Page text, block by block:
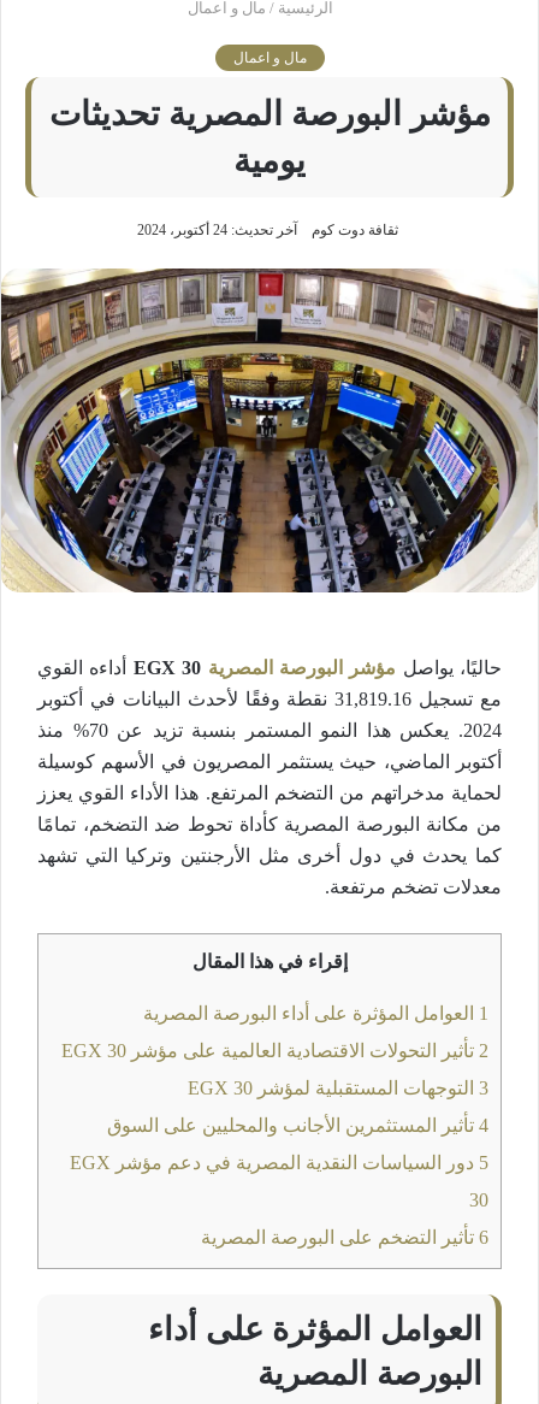
الرئيسية / مال و اعمال
مال و اعمال
مؤشر البورصة المصرية تحديثات
يومية
ثقافة دوت كوم آخر تحديث: 24 أكتوبر، 2024
حاليًا، يواصل مؤشر البورصة المصرية
أداءه القوي
مع تسجيل 31,819.16 نقطة وفقًا لأحدث البيانات في أكتوبر
2024. يعكس هذا النمو المستمر بنسبة تزيد عن 70% منذ
أكتوبر الماضي، حيث يستثمر المصريون في الأسهم كوسيلة
لحماية مدخراتهم من التضخم المرتفع. هذا الأداء القوي يعزز
من مكانة البورصة المصرية كأداة تحوط ضد التضخم، تمامًا
كما يحدث في دول أخرى مثل الأرجنتين وتركيا التي تشهد
معدلات تضخم مرتفعة​.
إقراء في هذا المقال
1 العوامل المؤثرة على أداء البورصة المصرية
2 تأثير التحولات الاقتصادية العالمية على مؤشر EGX 30
3 التوجهات المستقبلية لمؤشر EGX 30
4 تأثير المستثمرين الأجانب والمحليين على السوق
5
دور السياسات النقدية المصرية في دعم مؤشر EGX
30
6 تأثير التضخم على البورصة المصرية
العوامل المؤثرة على أداء
البورصة المصرية